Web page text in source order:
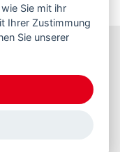
Sie mit ihr
Ihrer Zustimmung
Sie unserer